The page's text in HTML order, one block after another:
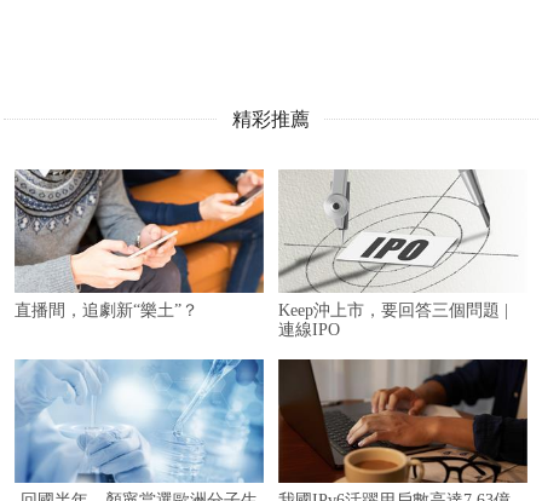
精彩推薦
直播間，追劇新“樂土”？
Keep沖上市，要回答三個問題 |
連線IPO